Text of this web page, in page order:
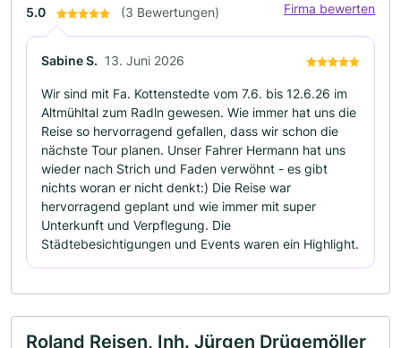
5.0 (3 Bewertungen) Firma bewerten
Sabine S. 13. Juni 2026
Wir sind mit Fa. Kottenstedte vom 7.6. bis 12.6.26 im
Altmühltal zum Radln gewesen. Wie immer hat uns die
Reise so hervorragend gefallen, dass wir schon die
nächste Tour planen. Unser Fahrer Hermann hat uns
wieder nach Strich und Faden verwöhnt - es gibt
nichts woran er nicht denkt:) Die Reise war
hervorragend geplant und wie immer mit super
Unterkunft und Verpflegung. Die
Städtebesichtigungen und Events waren ein Highlight.
Roland Reisen, Inh. Jürgen Drügemöller